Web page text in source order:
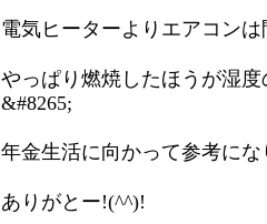
電気ヒーターよりエアコン
やっぱり燃焼したほうが湿
&#8265;
年金生活に向かって参考にな
ありがとー!(^^)!